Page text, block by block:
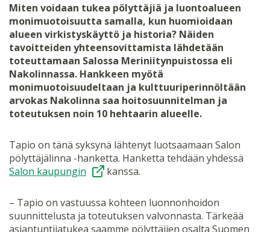
Miten voidaan tukea pölyttäjiä ja luontoalueen
monimuotoisuutta samalla, kun huomioidaan
alueen virkistyskäyttö ja historia? Näiden
tavoitteiden yhteensovittamista lähdetään
toteuttamaan Salossa Meriniitynpuistossa eli
Nakolinnassa. Hankkeen myötä
monimuotoisuudeltaan ja kulttuuriperinnöltään
arvokas Nakolinna saa hoitosuunnitelman ja
toteutuksen noin 10 hehtaarin alueelle.
Tapio on tänä syksynä lähtenyt luotsaamaan Salon
pölyttäjälinna -hanketta. Hanketta tehdään yhdessä
Salon kaupungin
kanssa.
– Tapio on vastuussa kohteen luonnonhoidon
suunnittelusta ja toteutuksen valvonnasta. Tärkeää
asiantuntijatukea saamme pölyttäjien osalta Suomen